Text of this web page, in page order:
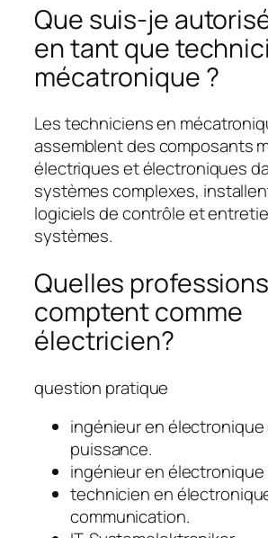
Que suis-je
en tant que
mécatronique ?
Les techniciens en
assemblent des composants
électriques et électroniques
systèmes complexes,
logiciels de contrôle et
systèmes.
Quelles professions
comptent comme
électricien?
question pratique
ingénieur en électronique
puissance.
ingénieur en
technicien en
communication.